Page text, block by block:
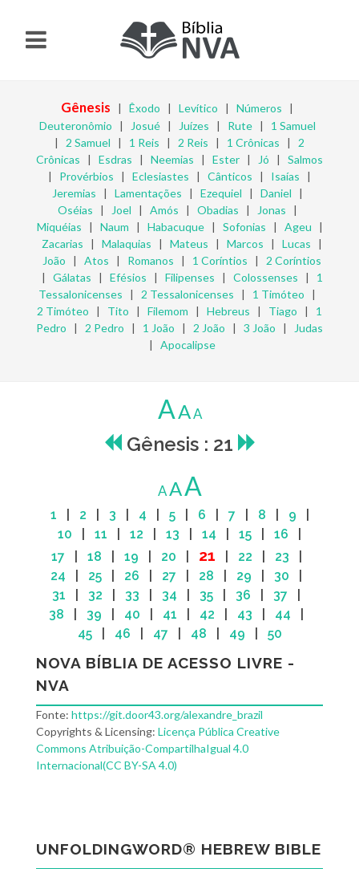
Gênesis | Êxodo | Levítico | Números |
Deuteronômio | Josué| Juízes | Rute| 1 Samuel
| 2 Samuel | 1 Reis | 2 Reis | 1 Crônicas | 2
Crônicas | Esdras | Neemias | Ester | Jó | Salmos
| Provérbios | Eclesiastes | Cânticos | Isaías |
Jeremias | Lamentações | Ezequiel | Daniel |
Oséias | Joel | Amós | Obadias | Jonas |
Miquéias | Naum | Habacuque| Sofonias | Ageu |
Zacarias | Malaquias | Mateus | Marcos | Lucas |
João | Atos | Romanos | 1 Coríntios | 2 Coríntios
| Gálatas | Efésios | Filipenses | Colossenses | 1
Tessalonicenses | 2 Tessalonicenses | 1 Timóteo |
2 Timóteo | Tito | Filemom | Hebreus | Tiago | 1
Pedro | 2 Pedro | 1 João | 2 João | 3 João |
Judas
| Apocalipse
AAA
Gênesis : 21
AAA
1 2 3 4 5| 6 7 8 9
10
11 12 13 14 15 16
17
18 19 20 21 22 23
24
25 26 27 28 29 30
31
32 33 34 35 36 37
38
39 40 41 42 43 44
45| 46 47 48 49 50
NOVA BÍBLIA DE ACESSO LIVRE -
NVA
Fonte: https://git.door43.org/alexandre_brazil
Copyrights & Licensing: Licença Pública Creative
Commons Atribuição-CompartilhaIgual 4.0
Internacional(CC BY-SA 4.0)
UNFOLDINGWORD® HEBREW BIBLE